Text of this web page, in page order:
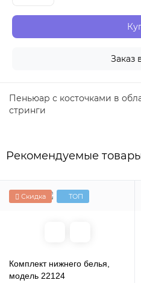
Заказ
Пеньюар с косточками в
стринги
Рекомендуемые
Скидка ТОП
Комплект нижнего белья,
модель 22124